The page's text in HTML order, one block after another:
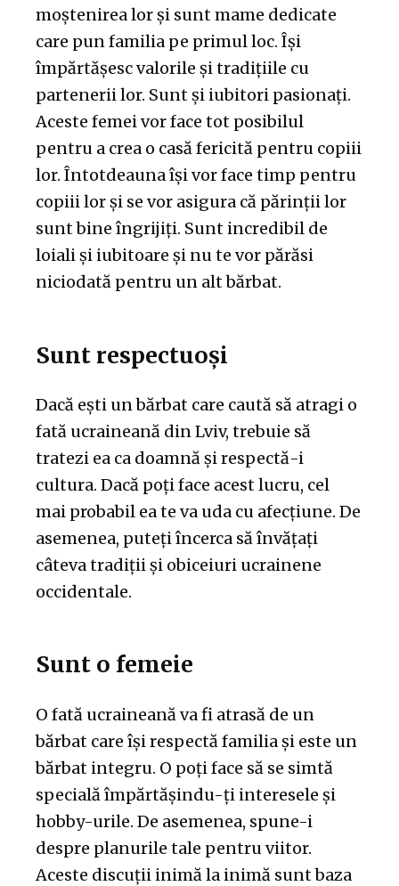
moștenirea lor și sunt mame dedicate
care pun familia pe primul loc. Își
împărtășesc valorile și tradițiile cu
partenerii lor. Sunt și iubitori pasionați.
Aceste femei vor face tot posibilul
pentru a crea o casă fericită pentru copiii
lor. Întotdeauna își vor face timp pentru
copiii lor și se vor asigura că părinții lor
sunt bine îngrijiți. Sunt incredibil de
loiali și iubitoare și nu te vor părăsi
niciodată pentru un alt bărbat.
Sunt respectuoși
Dacă ești un bărbat care caută să atragi o
fată ucraineană din Lviv, trebuie să
tratezi ea ca doamnă și respectă-i
cultura. Dacă poți face acest lucru, cel
mai probabil ea te va uda cu afecțiune. De
asemenea, puteți încerca să învățați
câteva tradiții și obiceiuri ucrainene
occidentale.
Sunt o femeie
O fată ucraineană va fi atrasă de un
bărbat care își respectă familia și este un
bărbat integru. O poți face să se simtă
specială împărtășindu-ți interesele și
hobby-urile. De asemenea, spune-i
despre planurile tale pentru viitor.
Aceste discuții inimă la inimă sunt baza